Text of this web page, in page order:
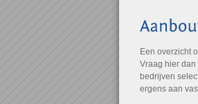
Een overzicht
Vraag hier
bedrijven
ergens aan